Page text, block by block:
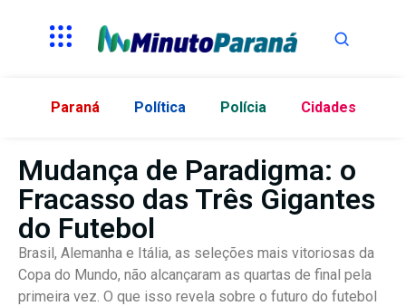
Paraná Política Polícia Cidades
Mudança de Paradigma: o
Fracasso das Três Gigantes
do Futebol
Brasil, Alemanha e Itália, as seleções mais vitoriosas da
Copa do Mundo, não alcançaram as quartas de final pela
primeira vez. O que isso revela sobre o futuro do futebol